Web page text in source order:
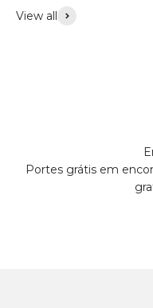
View all
Portes grátis em